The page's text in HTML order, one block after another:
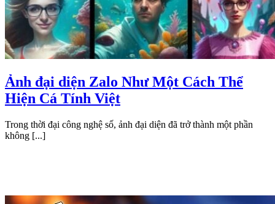
Ảnh đại diện Zalo Như Một Cách Thể
Hiện Cá Tính Việt
Trong thời đại công nghệ số, ảnh đại diện đã trở thành một phần
không [...]